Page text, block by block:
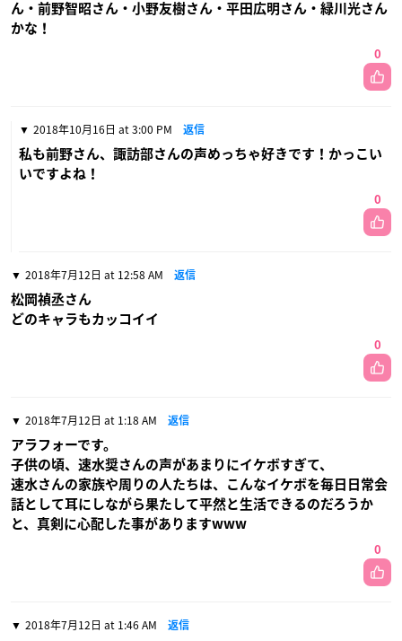
ん・前野智昭さん・小野友樹さん・平田広明さん・緑川光さん
かな！
0
2018年10月16日 at 3:00 PM 返信
私も前野さん、諏訪部さんの声めっちゃ好きです！かっこい
いですよね！
0
2018年7月12日 at 12:58 AM 返信
松岡禎丞さん
どのキャラもカッコイイ
0
2018年7月12日 at 1:18 AM 返信
アラフォーです。
子供の頃、速水奨さんの声があまりにイケボすぎて、
速水さんの家族や周りの人たちは、こんなイケボを毎日日常会
話として耳にしながら果たして平然と生活できるのだろうか
と、真剣に心配した事がありますwww
0
2018年7月12日 at 1:46 AM 返信